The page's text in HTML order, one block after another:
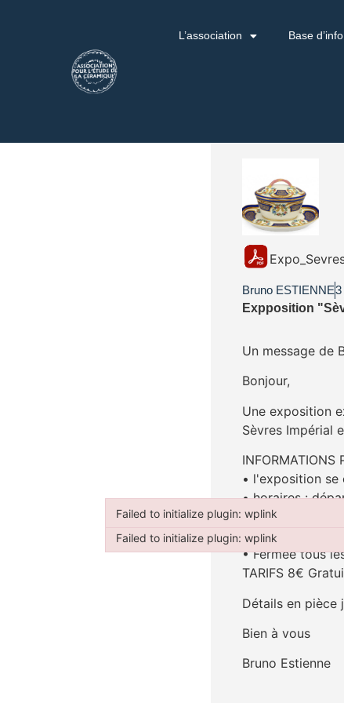
L’association Base
Bruno ESTIENNE3
Expposition
Un message de
Bonjour,
Une exposition
Sèvres Impérial
INFORMATIONS
• l'exposition se
• horaires :
• ouvert en
• ouvert en
• Fermée tous
TARIFS 8€
Détails en pièce
Bien à vous
Bruno Estienne
Failed to initialize plugin: wplink
Failed to initialize plugin: wplink
Failed to initialize plugin: wplink